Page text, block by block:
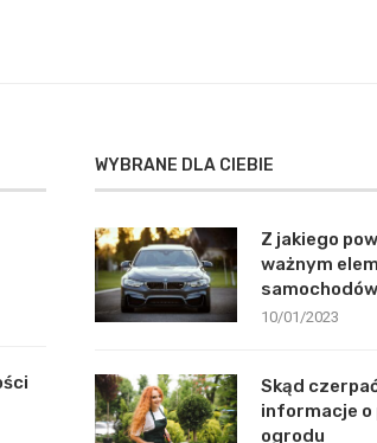
WYBRANE DLA CIEBIE
Z jakiego
ważnym
samochodów
10/01/2023
Skąd
informacje o
ogrodu